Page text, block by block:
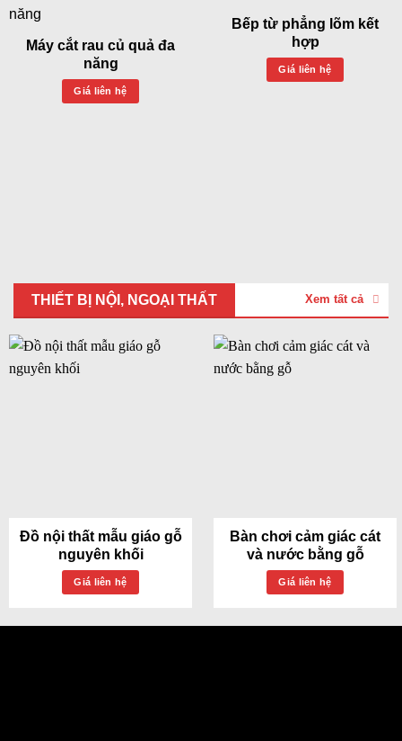
Máy cắt rau củ quả đa
năng
Giá liên hệ
Bếp từ phẳng lõm kết
hợp
Giá liên hệ
THIẾT BỊ NỘI, NGOẠI THẤT Xem tất cả
Đồ nội thất mẫu giáo gỗ
nguyên khối
Giá liên hệ
Bàn chơi cảm giác cát
và nước bằng gỗ
Giá liên hệ